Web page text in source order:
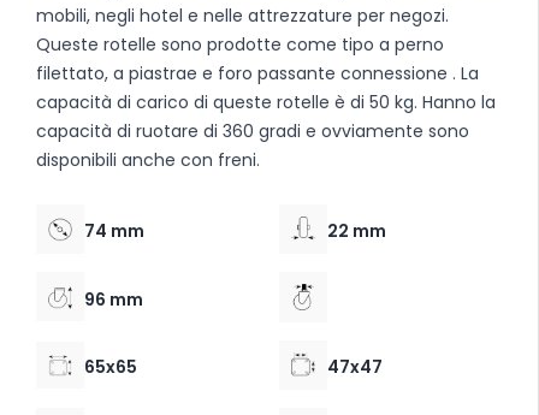
mobili, negli hotel e nelle attrezzature per negozi.
Queste rotelle sono prodotte come tipo a perno
filettato, a piastrae e foro passante connessione . La
capacità di carico di queste rotelle è di 50 kg. Hanno la
capacità di ruotare di 360 gradi e ovviamente sono
disponibili anche con freni.
74 mm 22 mm
96 mm
65x65 47x47